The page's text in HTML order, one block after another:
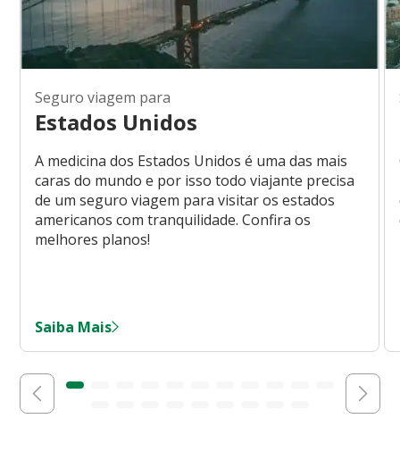
Seguro viagem para
Estados Unidos
A medicina dos Estados Unidos é uma das mais
caras do mundo e por isso todo viajante precisa
de um seguro viagem para visitar os estados
americanos com tranquilidade. Confira os
melhores planos!
Saiba Mais